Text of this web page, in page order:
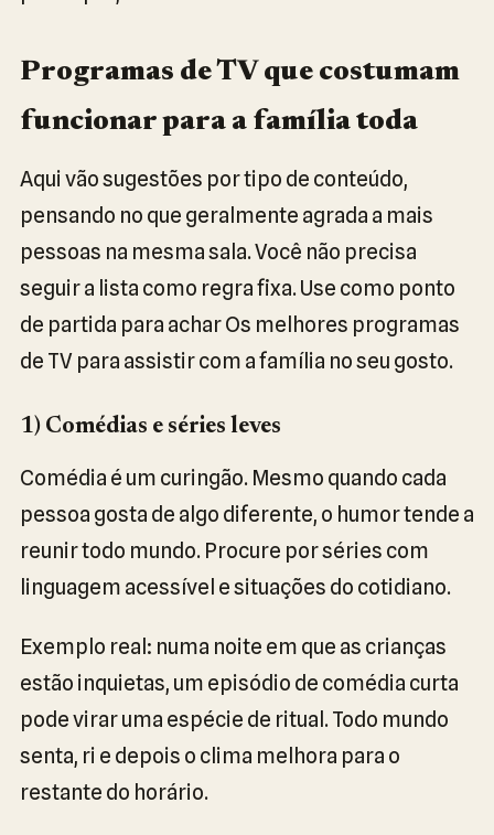
Programas de TV que costumam
funcionar para a família toda
Aqui vão sugestões por tipo de conteúdo,
pensando no que geralmente agrada a mais
pessoas na mesma sala. Você não precisa
seguir a lista como regra fixa. Use como ponto
de partida para achar Os melhores programas
de TV para assistir com a família no seu gosto.
1) Comédias e séries leves
Comédia é um curingão. Mesmo quando cada
pessoa gosta de algo diferente, o humor tende a
reunir todo mundo. Procure por séries com
linguagem acessível e situações do cotidiano.
Exemplo real: numa noite em que as crianças
estão inquietas, um episódio de comédia curta
pode virar uma espécie de ritual. Todo mundo
senta, ri e depois o clima melhora para o
restante do horário.